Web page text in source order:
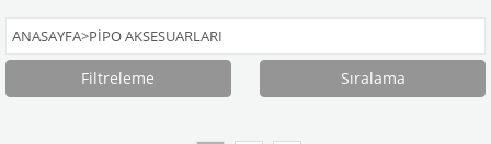
ANASAYFA>PIPO AKSESUARLARI
Filtreleme Sıralama